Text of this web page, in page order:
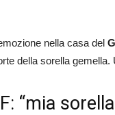
nella casa del
della sorella
“mia